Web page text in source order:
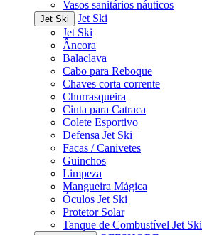
Vasos sanitários náuticos
Jet Ski
Jet Ski
Jet Ski
Âncora
Balaclava
Cabo para Reboque
Chaves corta corrente
Churrasqueira
Cinta para Catraca
Colete Esportivo
Defensa Jet Ski
Facas / Canivetes
Guinchos
Limpeza
Mangueira Mágica
Óculos Jet Ski
Protetor Solar
Tanque de Combustível Jet Ski